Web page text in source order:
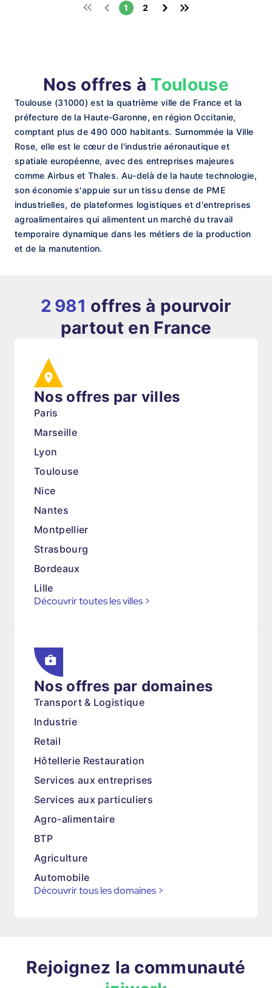
1 2
Nos offres à Toulouse
Toulouse (31000) est la quatrième ville de France et la
préfecture de la Haute-Garonne, en région Occitanie,
comptant plus de 490 000 habitants. Surnommée la Ville
Rose, elle est le cœur de l'industrie aéronautique et
spatiale européenne, avec des entreprises majeures
comme Airbus et Thales. Au-delà de la haute technologie,
son économie s'appuie sur un tissu dense de PME
industrielles, de plateformes logistiques et d'entreprises
agroalimentaires qui alimentent un marché du travail
temporaire dynamique dans les métiers de la production
et de la manutention.
2 981 offres à pourvoir
partout en France
Nos offres par villes
Paris
Marseille
Lyon
Toulouse
Nice
Nantes
Montpellier
Strasbourg
Bordeaux
Lille
Découvrir toutes les villes >
Nos offres par domaines
Transport & Logistique
Industrie
Retail
Hôtellerie Restauration
Services aux entreprises
Services aux particuliers
Agro-alimentaire
BTP
Agriculture
Automobile
Découvrir tous les domaines >
Rejoignez la communauté